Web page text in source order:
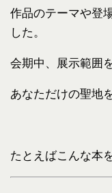
作品のテーマや登
した。
会期中、展示範囲
あなただけの聖地
たとえばこんな本